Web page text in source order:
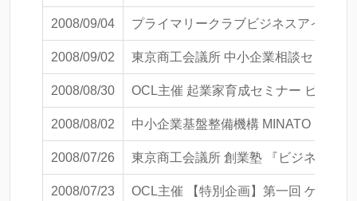
2008/09/04 プライマリークラブビジネスアイディ
2008/09/02 東京商工会議所 中小企業相談センタ
2008/08/30 OCL主催 起業家育成セミナー ビジネ
2008/08/02 中小企業基盤整備機構 MINATO イン
2008/07/26 東京商工会議所 創業塾 『ビジネスア
2008/07/23 OCL主催 【特別企画】第一回 ゲスト